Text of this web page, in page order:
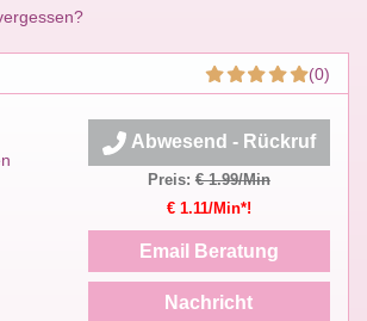
(0)
Abwesend - Rückruf
Preis:€ 1.99/Min
€ 1.11/Min*!
Email Beratung
Nachricht